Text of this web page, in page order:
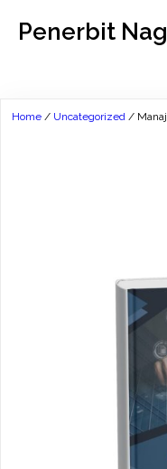
Penerbit
Home / Uncategorized /